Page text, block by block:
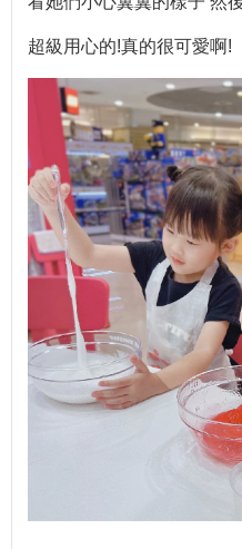
超級用心的!真的很可愛啊!